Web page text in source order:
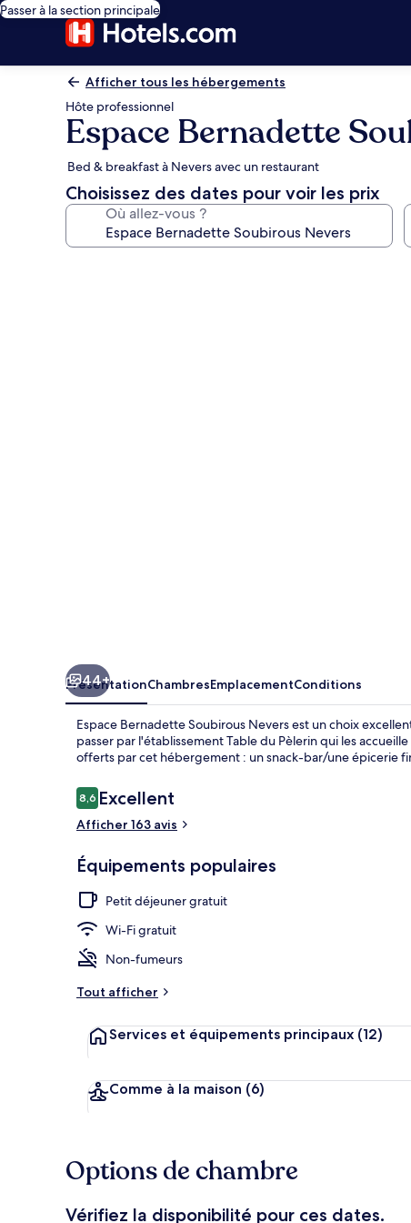
Passer à la section principale
Afficher tous les hébergements
Hôte professionnel
Espace Bernadette
Bed & breakfast à Nevers avec un restaurant
Choisissez des dates pour voir les prix
Où allez-vous ?
44+
PrésentationChambresEmplacementConditions
Espace Bernadette Soubirous Nevers est un choix
passer par l'établissement Table du Pèlerin qui les
offerts par cet hébergement : un snack-bar/une épicerie
Avis
voyageurs
8,68,6 sur 10
Excellent
Afficher 163 avis
Équipements populaires
Petit déjeuner gratuit
Wi-Fi gratuit
Non-fumeurs
Tout afficher
Services et équipements principaux (12)
Comme à la maison (6)
Options de chambre
Vérifiez la disponibilité pour ces dates.